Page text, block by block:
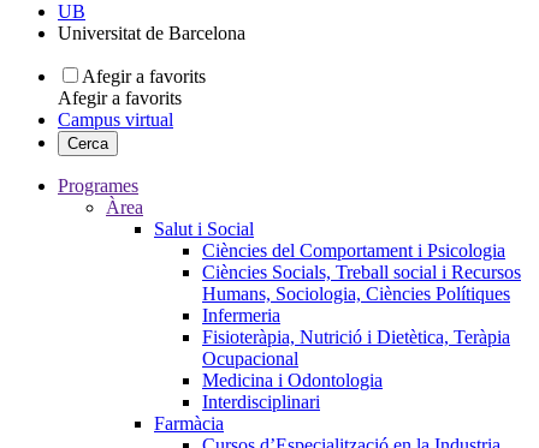
UB
Universitat de Barcelona
Afegir a favorits
Afegir a favorits
Campus virtual
Cerca
Programes
Àrea
Salut i Social
Ciències del Comportament i Psicologia
Ciències Socials, Treball social i Recursos
Humans, Sociologia, Ciències Polítiques
Infermeria
Fisioteràpia, Nutrició i Dietètica, Teràpia
Ocupacional
Medicina i Odontologia
Interdisciplinari
Farmàcia